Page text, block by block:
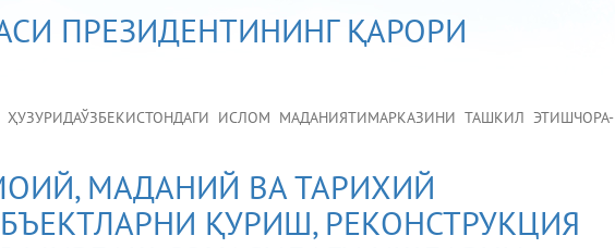
ПРЕЗИДЕНТИНИНГ ҚАРОРИ
ИСЛОМ МАДАНИЯТИМАРКАЗИНИ ТАШКИЛ ЭТИШЧОРА-
МАДАНИЙ ВА ТАРИХИЙ
ҚУРИШ, РЕКОНСТРУКЦИЯ